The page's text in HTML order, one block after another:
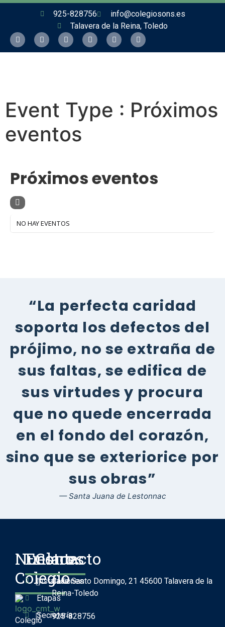
925-828756
info@colegiosons.es
Talavera de la Reina, Toledo
Event Type : Próximos
eventos
Próximos eventos
NO HAY EVENTOS
“La perfecta caridad
soporta los defectos del
prójimo, no se extraña de
sus faltas, se edifica de
sus virtudes y procura
que no quede encerrada
en el fondo del corazón,
sino que se exteriorice por
sus obras”
— Santa Juana de Lestonnac
Nuestro
Colegio
Colegio
Enlaces
Instalaciones
Etapas
Secretaría
Contacto
Calle Santo Domingo, 21 45600 Talavera de la
Reina-Toledo
925-828756